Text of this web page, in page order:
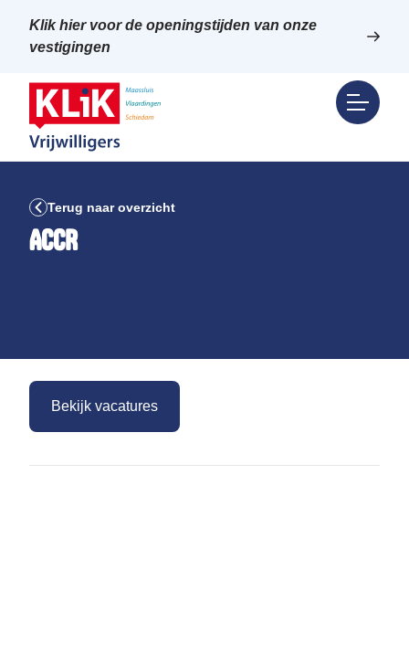
Klik hier voor de openingstijden van onze
vestigingen
Terug naar overzicht
ACCR
Bekijk vacatures